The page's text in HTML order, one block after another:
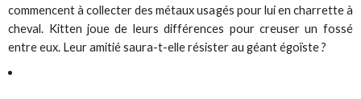
commencent à collecter des métaux usagés pour lui en charrette à
cheval. Kitten joue de leurs différences pour creuser un fossé
entre eux. Leur amitié saura-t-elle résister au géant égoïste ?